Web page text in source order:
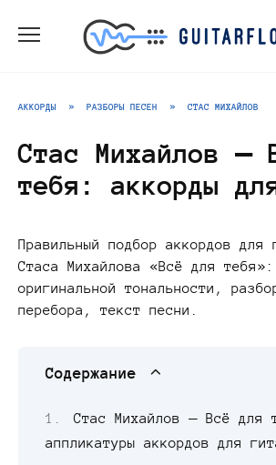
АККОРДЫ » РАЗБОРЫ ПЕСЕН » СТАС МИХАЙЛОВ
Стас Михайлов —
тебя: аккорды
Правильный подбор аккордов для
Стаса Михайлова «Всё для
оригинальной тональности,
перебора, текст песни.
Содержание
Стас Михайлов — Всё для
аппликатуры аккордов для